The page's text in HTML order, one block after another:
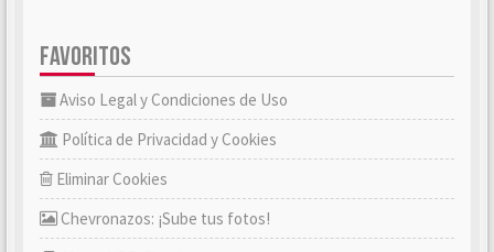
FAVORITOS
Aviso Legal y Condiciones de Uso
Política de Privacidad y Cookies
Eliminar Cookies
Chevronazos: ¡Sube tus fotos!